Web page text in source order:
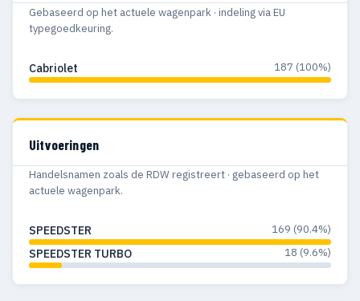
Gebaseerd op het actuele wagenpark · indeling via EU
typegoedkeuring.
Cabriolet 187 (100%)
Uitvoeringen
Handelsnamen zoals de RDW registreert · gebaseerd op het
actuele wagenpark.
SPEEDSTER 169 (90.4%)
SPEEDSTER TURBO 18 (9.6%)